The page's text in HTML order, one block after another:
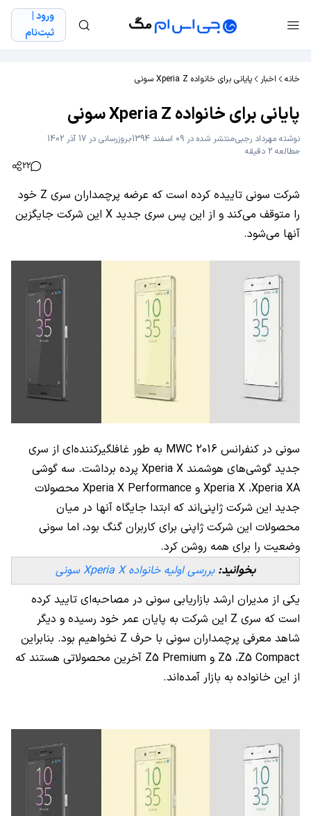
ورود |
ثبت‌نام
خانه اخبار پایانی برای خانواده Xperia Z سونی
پایانی برای خانواده Xperia Z سونی
نوشته مهرداد رجبیمنتشر شده در 09 اسفند 1394
بروزرسانی در 17 آذر 1402
مطالعه 2 دقیقه
22
شرکت سونی تاییده کرده است که عرضه پرچمداران سری Z خود
را متوقف می‌کند و از این پس سری جدید X این شرکت جایگزین
آنها می‌شود.
سونی در کنفرانس MWC 2016 به طور غافلگیرکننده‌ای از سری
جدید گوشی‌های هوشمند Xperia X پرده برداشت. سه گوشی
Xperia X ،Xperia XA و Xperia X Performance محصولات
جدید این شرکت ژاپنی‌اند که ابتدا جایگاه آنها در میان
محصولات این شرکت ژاپنی برای کاربران گنگ بود، اما سونی
وضعیت را برای همه روشن کرد.
بخوانید: بررسی اولیه خانواده Xperia X سونی
یکی از مدیران ارشد بازاریابی سونی در مصاحبه‌ای تایید کرده
است که سری Z این شرکت به پایان عمر خود رسیده و دیگر
شاهد معرفی پرچمداران سونی با حرف Z نخواهیم بود. بنابراین
Z5 ،Z5 Compact و Z5 Premium آخرین محصولاتی هستند که
از این خانواده به بازار آمده‌اند.